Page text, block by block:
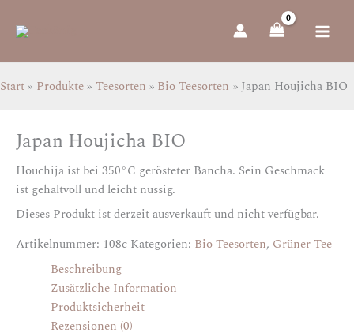
Inhalt
Start Produkte Teesorten Bio Teesorten Japan Houjicha BIO
Japan Houjicha BIO
Houchija ist bei 350°C gerösteter Bancha. Sein Geschmack
ist gehaltvoll und leicht nussig.
Dieses Produkt ist derzeit ausverkauft und nicht verfügbar.
Artikelnummer: 108c Kategorien: Bio Teesorten, Grüner Tee
Beschreibung
Zusätzliche Information
Produktsicherheit
Rezensionen (0)